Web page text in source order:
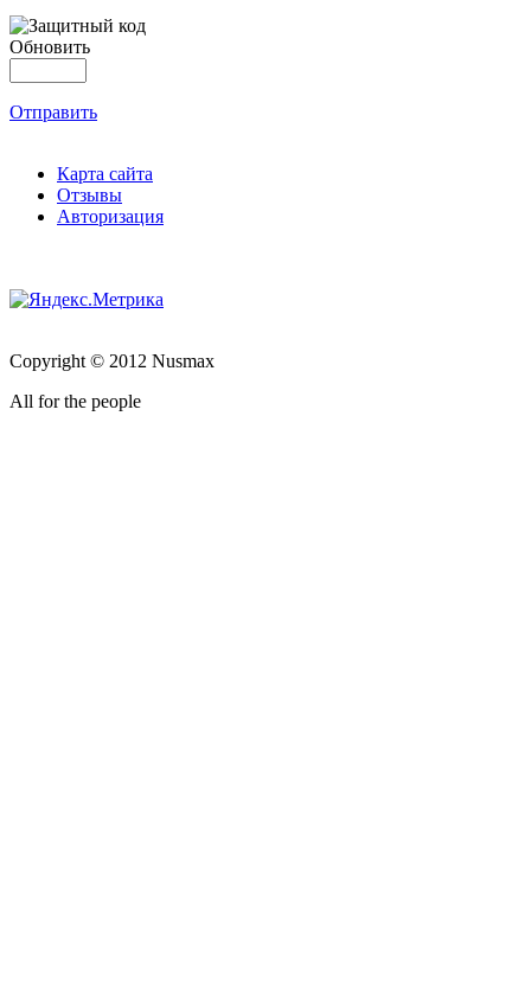
Обновить
Отправить
Карта сайта
Отзывы
Авторизация
Copyright © 2012 Nusmax
All for the people